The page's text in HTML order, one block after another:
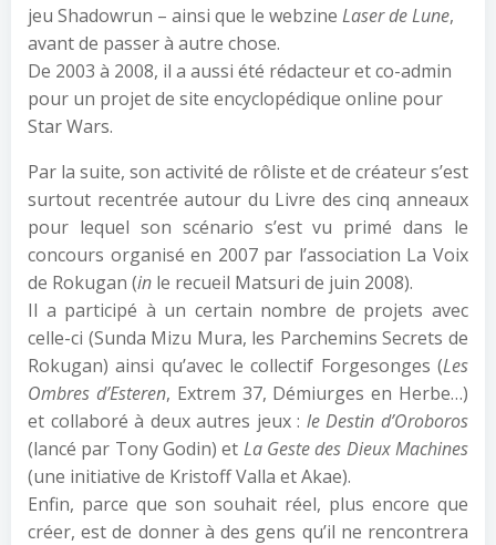
jeu Shadowrun – ainsi que le webzine Laser de Lune,
avant de passer à autre chose.
De 2003 à 2008, il a aussi été rédacteur et co-admin
pour un projet de site encyclopédique online pour
Star Wars.
Par la suite, son activité de rôliste et de créateur s’est
surtout recentrée autour du Livre des cinq anneaux
pour lequel son scénario s’est vu primé dans le
concours organisé en 2007 par l’association La Voix
de Rokugan (in le recueil Matsuri de juin 2008).
Il a participé à un certain nombre de projets avec
celle-ci (Sunda Mizu Mura, les Parchemins Secrets de
Rokugan) ainsi qu’avec le collectif Forgesonges (Les
Ombres d’Esteren, Extrem 37, Démiurges en Herbe…)
et collaboré à deux autres jeux : le Destin d’Oroboros
(lancé par Tony Godin) et La Geste des Dieux Machines
(une initiative de Kristoff Valla et Akae).
Enfin, parce que son souhait réel, plus encore que
créer, est de donner à des gens qu’il ne rencontrera